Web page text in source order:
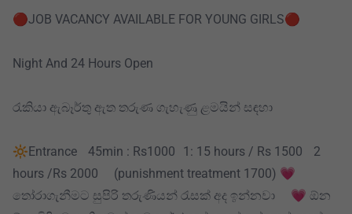
🔴JOB VACANCY AVAILABLE FOR YOUNG GIRLS🔴
Night And 24 Hours Open
රැකියා ඇබෑර්තු ඇත තරුණ ගැහැණු ළමයින් සඳහා
🔆Entrance 45min : Rs1000 1: 15 hours / Rs 1500 2
hours /Rs 2000 (punishment treatment 1700) 💗
තෝරාගැනීමට සුපිරි තරුණියන් රැසක් අද ඉන්නවා 💗 ඕන